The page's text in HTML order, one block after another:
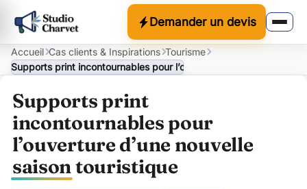
Demander un devis
Accueil Cas clients & Inspirations Tourisme
Supports print incontournables pour l’ouverture d’une nouvelle
Supports print
incontournables pour
l’ouverture d’une nouvelle
saison touristique